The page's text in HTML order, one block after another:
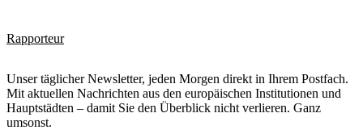
Rapporteur
Unser täglicher Newsletter, jeden Morgen direkt in Ihrem Postfach.
Mit aktuellen Nachrichten aus den europäischen Institutionen und
Hauptstädten – damit Sie den Überblick nicht verlieren. Ganz
umsonst.